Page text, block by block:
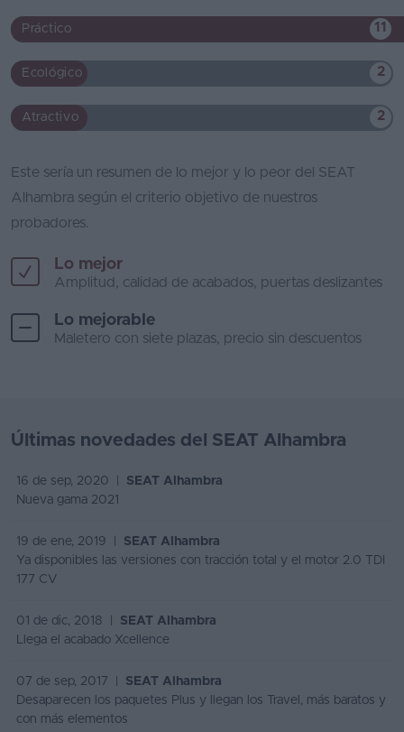
Práctico 11
Ecológico 2
Atractivo 2
Este sería un resumen de lo mejor y lo peor del SEAT
Alhambra según el criterio objetivo de nuestros
probadores.
Lo mejor
Amplitud, calidad de acabados, puertas deslizantes
Lo mejorable
Maletero con siete plazas, precio sin descuentos
Últimas novedades del SEAT Alhambra
16 de sep, 2020 | SEAT Alhambra
Nueva gama 2021
19 de ene, 2019 | SEAT Alhambra
Ya disponibles las versiones con tracción total y el motor 2.0 TDI
177 CV
01 de dic, 2018 | SEAT Alhambra
Llega el acabado Xcellence
07 de sep, 2017 | SEAT Alhambra
Desaparecen los paquetes Plus y llegan los Travel, más baratos y
con más elementos